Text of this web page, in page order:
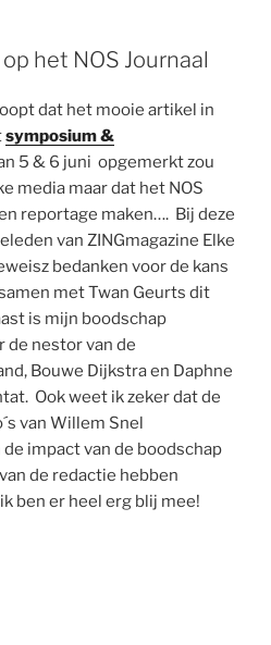
het NOS Journaal
dat het mooie artikel in
symposium &
5 & 6 juni opgemerkt zou
media maar dat het NOS
reportage maken…. Bij deze
van ZINGmagazine Elke
bedanken voor de kans
met Twan Geurts dit
is mijn boodschap
de nestor van de
Bouwe Dijkstra en Daphne
Ook weet ik zeker dat de
van Willem Snel
impact van de boodschap
de redactie hebben
ben er heel erg blij mee!